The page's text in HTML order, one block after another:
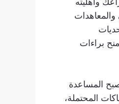
والمعاهدات
براءات
المساعدة
المحتملة،